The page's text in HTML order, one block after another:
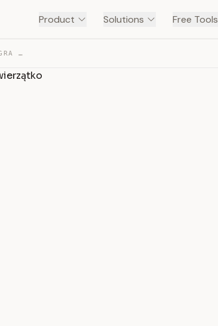
Product Solutions Free Tools
**WITAJ, FRANKLIN** ODC.01 FRANKLIN GRA W PIŁKĘ; ODC.02… — TRANSCRIPT